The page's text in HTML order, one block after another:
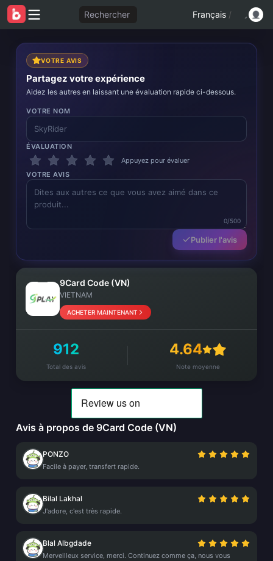
Rechercher Français /
VOTRE AVIS
Partagez votre expérience
Aidez les autres en laissant une évaluation rapide ci-dessous.
VOTRE NOM
ÉVALUATION
Appuyez pour évaluer
VOTRE AVIS
0/500
Publier l'avis
9Card Code (VN)
VIETNAM
ACHETER MAINTENANT
912
Total des avis
4.64
Note moyenne
Avis à propos de 9Card Code (VN)
PONZO
Facile à payer, transfert rapide.
Bilal Lakhal
J'adore, c'est très rapide.
Blal Albgdade
Merveilleux service, merci. Continuez comme ça, nous vous